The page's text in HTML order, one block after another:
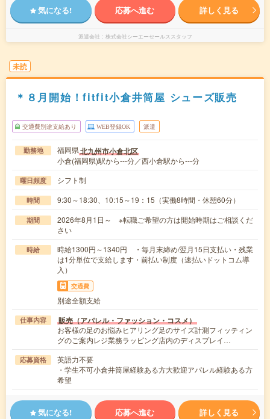
気になる! 応募へ進む 詳しく見る
派遣会社 株式会社シーエーセールススタッフ
未読
＊８月開始！fitfit小倉井筒屋 シューズ販売
交通費別途支給あり WEB登録OK 派遣
勤務地 福岡県北九州市小倉北区
小倉(福岡県)駅から---分／西小倉駅から---分
曜日頻度 シフト制
時間 9:30～18:30、10:15～19：15（実働8時間・休憩60分）
期間
2026年8月1日～ ※転職ご希望の方は開始時期はご相談くだ
さい
時給
時給1300円～1340円 ・毎月末締め/翌月15日支払い・残業
は1分単位で支給します・前払い制度（速払いドットコム導
入）
交通費
別途全額支給
仕事内容 販売（アパレル・ファッション・コスメ）
お客様の足のお悩みヒアリング足のサイズ計測フィッティン
グのご案内レジ業務ラッピング店内のディスプレイ…
応募資格
英語力不要
・学生不可小倉井筒屋経験ある方大歓迎アパレル経験ある方
希望
気になる! 応募へ進む 詳しく見る